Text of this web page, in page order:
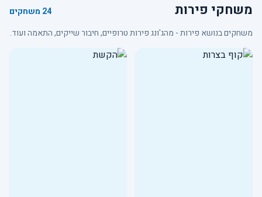
משחקי פירות
24 משחקים
משחקים בנושא פירות - מהג'ונג פירות טרופיים, חיבור שייקים, התאמה ועוד.